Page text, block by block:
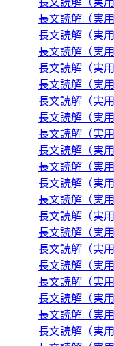
長文読解（実
長文読解（実
長文読解（実
長文読解（実
長文読解（実
長文読解（実
長文読解（実
長文読解（実
長文読解（実
長文読解（実
長文読解（実
長文読解（実
長文読解（実
長文読解（実
長文読解（実
長文読解（実
長文読解（実
長文読解（実
長文読解（実
長文読解（実